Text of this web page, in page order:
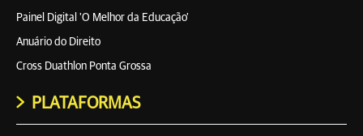
Painel Digital 'O Melhor da Educação'
Anuário do Direito
Cross Duathlon Ponta Grossa
PLATAFORMAS